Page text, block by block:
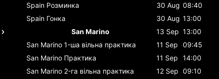
Spain Розминка 30 Aug 08:40
Spain Гонка 30 Aug 13:00
San Marino
13 Sep 13:00
San Marino 1-ша вільна практика 11 Sep
09:45
San Marino Практика 11 Sep
14:00
San Marino 2-га вільна практика 12 Sep 09:10